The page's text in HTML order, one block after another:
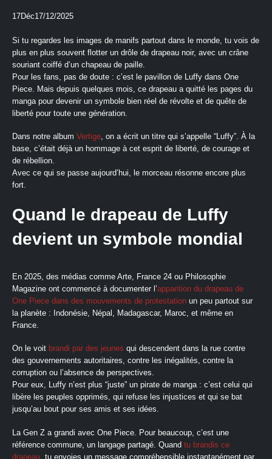
17Déc17/12/2025
Si tu regardes les images de manifs partout dans le monde, tu vois de
plus en plus souvent flotter un drôle de drapeau noir, avec un crâne
souriant coiffé d’un chapeau de paille.
Pour les fans, pas de doute : c’est le pavillon de Luffy dans One
Piece. Mais depuis quelques mois, ce drapeau a quitté les pages du
manga pour devenir un symbole bien réel de révolte et de quête de
liberté pour toute une génération.​
Dans notre album Vertige, on a écrit un titre qui s’appelle “Luffy”. À la
base, c’était déjà un hommage à cet esprit de liberté, de courage et
de rébellion.
Avec ce qui se passe aujourd’hui, le morceau résonne encore plus
fort.
Quand le drapeau de Luffy
devient un symbole mondial
En 2025, des médias comme Arte, France 24 ou Philosophie
Magazine ont commencé à documenter l’apparition du drapeau de
One Piece dans des mouvements de protestation un peu partout sur
la planète : Indonésie, Népal, Madagascar, Maroc, et même en
France.​
On le voit brandi par des jeunes qui descendent dans la rue contre
des gouvernements autoritaires, contre les inégalités, contre la
corruption ou l’absence de perspectives.
Pour eux, Luffy n’est plus “juste” un pirate de manga : c’est celui qui
libère les peuples opprimés, qui refuse les injustices et qui se bat
jusqu’au bout pour ses amis et ses idées.
La Gen Z a grandi avec One Piece. Pour beaucoup, c’est une
référence commune, un langage partagé. Quand tu brandis ce
drapeau, tu envoies un message compréhensible instantanément par